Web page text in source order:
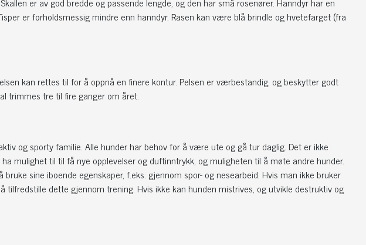
er forholdsmessig mindre enn hanndyr. Rasen kan være blå brindle og hvetefarget (fra
kan rettes til for å oppnå en finere kontur. Pelsen er værbestandig, og beskytter godt
trimmes tre til fire ganger om året.
og sporty familie. Alle hunder har behov for å være ute og gå tur daglig. Det er ikke
mulighet til til få nye opplevelser og duftinntrykk, og muligheten til å møte andre hunder.
sine iboende egenskaper, f.eks. gjennom spor- og nesearbeid. Hvis man ikke bruker
dette gjennom trening. Hvis ikke kan hunden mistrives, og utvikle destruktiv og